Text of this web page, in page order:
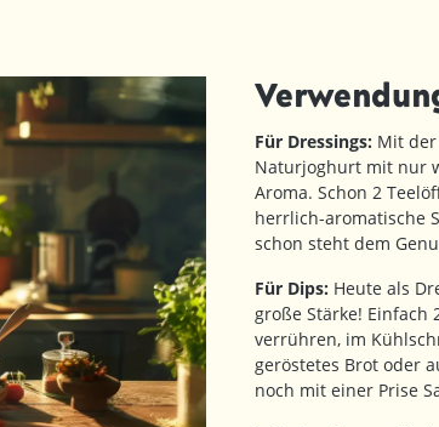
Für Dressings: Mit
Naturjoghurt mit nur
Aroma. Schon 2
herrlich-aromatische
schon steht dem
Für Dips: Heute als
große Stärke! Einfach
verrühren, im
geröstetes Brot oder
noch mit einer Prise